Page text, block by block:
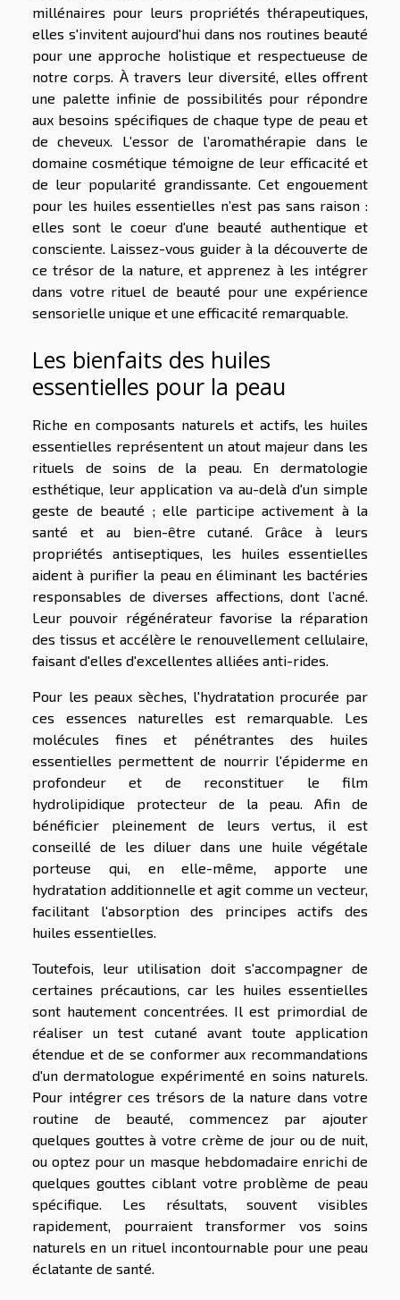
millénaires pour leurs propriétés thérapeutiques,
elles s'invitent aujourd'hui dans nos routines beauté
pour une approche holistique et respectueuse de
notre corps. À travers leur diversité, elles offrent
une palette infinie de possibilités pour répondre
aux besoins spécifiques de chaque type de peau et
de cheveux. L’essor de l’aromathérapie dans le
domaine cosmétique témoigne de leur efficacité et
de leur popularité grandissante. Cet engouement
pour les huiles essentielles n’est pas sans raison :
elles sont le coeur d'une beauté authentique et
consciente. Laissez-vous guider à la découverte de
ce trésor de la nature, et apprenez à les intégrer
dans votre rituel de beauté pour une expérience
sensorielle unique et une efficacité remarquable.
Les bienfaits des huiles
essentielles pour la peau
Riche en composants naturels et actifs, les huiles
essentielles représentent un atout majeur dans les
rituels de soins de la peau. En dermatologie
esthétique, leur application va au-delà d'un simple
geste de beauté ; elle participe activement à la
santé et au bien-être cutané. Grâce à leurs
propriétés antiseptiques, les huiles essentielles
aident à purifier la peau en éliminant les bactéries
responsables de diverses affections, dont l’acné.
Leur pouvoir régénérateur favorise la réparation
des tissus et accélère le renouvellement cellulaire,
faisant d'elles d'excellentes alliées anti-rides.
Pour les peaux sèches, l'hydratation procurée par
ces essences naturelles est remarquable. Les
molécules fines et pénétrantes des huiles
essentielles permettent de nourrir l'épiderme en
profondeur et de reconstituer le film
hydrolipidique protecteur de la peau. Afin de
bénéficier pleinement de leurs vertus, il est
conseillé de les diluer dans une huile végétale
porteuse qui, en elle-même, apporte une
hydratation additionnelle et agit comme un vecteur,
facilitant l'absorption des principes actifs des
huiles essentielles.
Toutefois, leur utilisation doit s'accompagner de
certaines précautions, car les huiles essentielles
sont hautement concentrées. Il est primordial de
réaliser un test cutané avant toute application
étendue et de se conformer aux recommandations
d'un dermatologue expérimenté en soins naturels.
Pour intégrer ces trésors de la nature dans votre
routine de beauté, commencez par ajouter
quelques gouttes à votre crème de jour ou de nuit,
ou optez pour un masque hebdomadaire enrichi de
quelques gouttes ciblant votre problème de peau
spécifique. Les résultats, souvent visibles
rapidement, pourraient transformer vos soins
naturels en un rituel incontournable pour une peau
éclatante de santé.